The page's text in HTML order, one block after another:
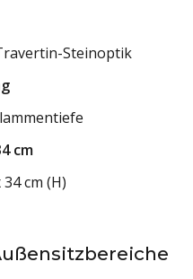
Steinoptik
cm
cm (H)